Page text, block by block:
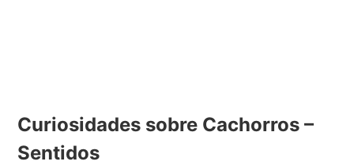
Curiosidades sobre Cachorros –
Sentidos